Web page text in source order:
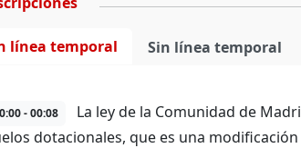
línea temporal Sin línea temporal
- 00:08
La ley de la Comunidad de
dotacionales, que es una